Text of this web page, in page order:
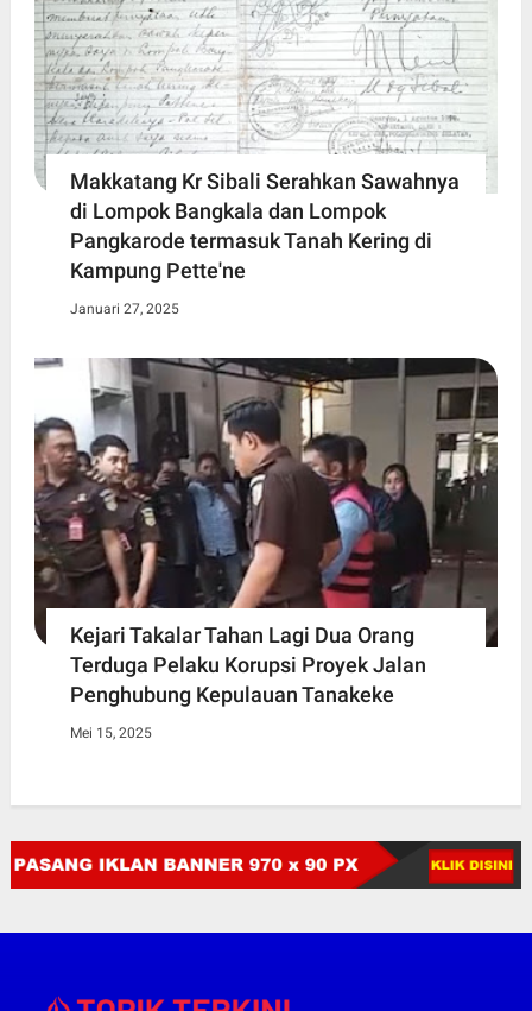
Makkatang Kr Sibali Serahkan Sawahnya
di Lompok Bangkala dan Lompok
Pangkarode termasuk Tanah Kering di
Kampung Pette'ne
Januari 27, 2025
Kejari Takalar Tahan Lagi Dua Orang
Terduga Pelaku Korupsi Proyek Jalan
Penghubung Kepulauan Tanakeke
Mei 15, 2025